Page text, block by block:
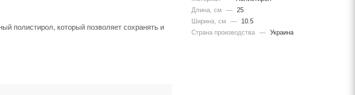
полистирол, который позволяет сохранять и
Длина, cм
—
25
Ширина, cм
—
10.5
Страна производства — Украина